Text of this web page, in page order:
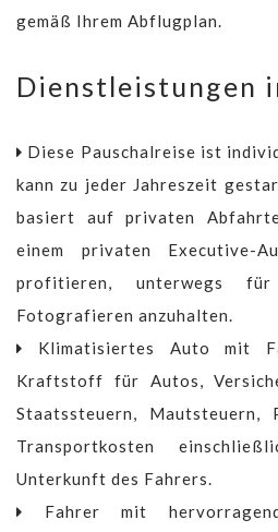
gemäß Ihrem Abflugplan.
Dienstleistungen
Diese Pauschalreise ist
kann zu jeder Jahreszeit
basiert auf privaten
einem privaten Executive-
profitieren, unterwegs
Fotografieren anzuhalten.
Klimatisiertes Auto mit
Kraftstoff für Autos,
Staatssteuern, Mautsteuern,
Transportkosten
Unterkunft des Fahrers.
Fahrer mit